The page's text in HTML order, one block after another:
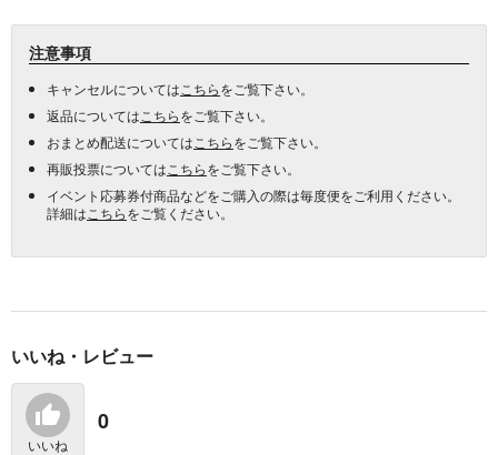
注意事項
キャンセルについては こちらをご覧下さい。
返品については こちらをご覧下さい。
おまとめ配送については こちらをご覧下さい。
再販投票については こちらをご覧下さい。
イベント応募券付商品などをご購入の際は毎度便をご利用ください。
詳細は こちらをご覧ください。
いいね・レビュー
いいね
0